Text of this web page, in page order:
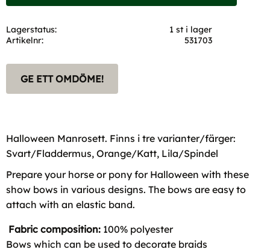
Lagerstatus
1 st i lager
Artikelnr
531703
GE ETT OMDÖME!
Halloween Manrosett. Finns i tre varianter/färger:
Svart/Fladdermus, Orange/Katt, Lila/Spindel
Prepare your horse or pony for Halloween with these
show bows in various designs. The bows are easy to
attach with an elastic band.
Fabric composition: 100% polyester
Bows which can be used to decorate braids